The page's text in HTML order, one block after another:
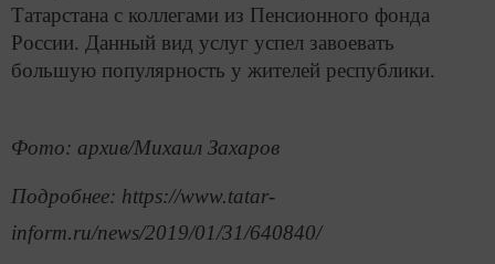
Татарстана с коллегами из Пенсионного фонда
России. Данный вид услуг успел завоевать
большую популярность у жителей республики.
Фото: архив/Михаил Захаров
Подробнее: https://www.tatar-
inform.ru/news/2019/01/31/640840/